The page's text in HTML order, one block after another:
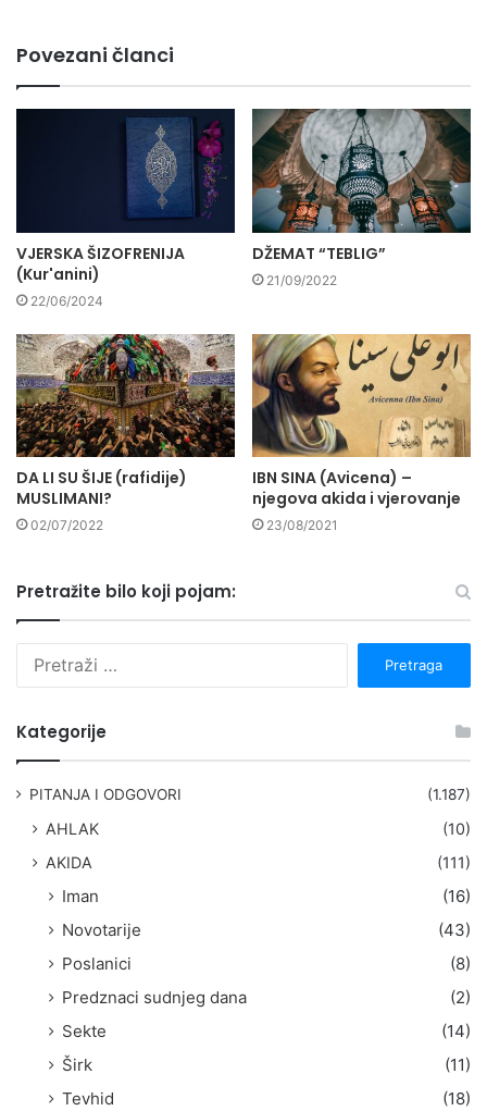
Povezani članci
VJERSKA ŠIZOFRENIJA
(Kur'anini)
22/06/2024
DŽEMAT “TEBLIG”
21/09/2022
DA LI SU ŠIJE (rafidije)
MUSLIMANI?
02/07/2022
IBN SINA (Avicena) –
njegova akida i vjerovanje
23/08/2021
Pretražite bilo koji pojam:
Kategorije
PITANJA I ODGOVORI (1.187)
AHLAK
(10)
AKIDA
(111)
Iman
(16)
Novotarije
(43)
Poslanici
(8)
Predznaci sudnjeg dana
(2)
Sekte
(14)
Širk
(11)
Tevhid
(18)